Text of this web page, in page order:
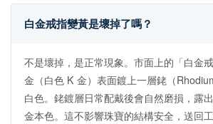
白金戒指變黃是壞掉了嗎？
不是壞掉，是正常現象。市面上的「白金
金（白色 K 金）表面鍍上一層銠（
白色。銠鍍層日常配戴後會自然磨損，露
金本色。這不影響珠寶的結構安全，送回